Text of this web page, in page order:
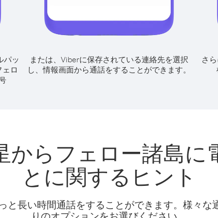
パッ
ロ
または、Viberに保存されている連絡先を選択
し、情報画面から通話をすることができます。
さ
からフェロー諸島に
とに関するヒント
と長い時間通話をすることができます。様々な